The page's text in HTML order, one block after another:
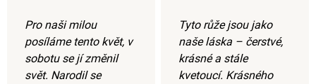
Pro naši milou
posíláme tento květ, v
sobotu se jí změnil
svět. Narodil se
Tyto růže jsou jako
naše láska – čerstvé,
krásné a stále
kvetoucí. Krásného